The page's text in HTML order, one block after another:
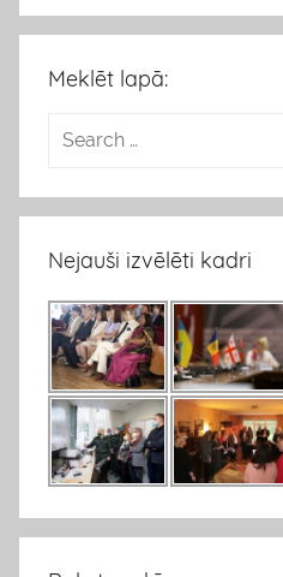
Meklēt lapā:
Nejauši izvēlēti kadri